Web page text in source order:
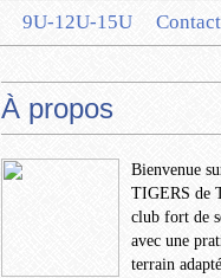
9U-12U-15U Contact
À propos
Bienvenue
TIGERS de
club fort de
avec une
terrain